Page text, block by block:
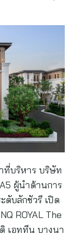
ที่บริหาร บริษัท
ผู้นำด้านการ
บลักชัวรี เปิด
ROYAL The
เอททีน บางนา